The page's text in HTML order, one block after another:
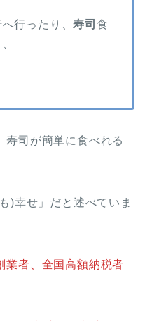
行ったり、寿司食
寿司が簡単に食べれる
)幸せ」だと述べていま
業者、全国高額納税者